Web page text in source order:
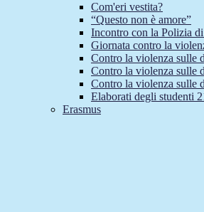
Com'eri vestita?
“Questo non è amore”
Incontro con la Polizia
Giornata contro la
Contro la violenza sulle
Contro la violenza sulle
Contro la violenza sulle
Elaborati degli studenti
Erasmus